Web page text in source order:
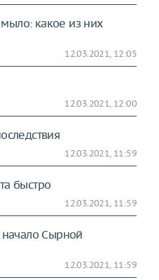
какое из них
12.03.2021, 12:05
12.03.2021, 12:00
12.03.2021, 11:59
быстро
12.03.2021, 11:59
начало Сырной
12.03.2021, 11:59